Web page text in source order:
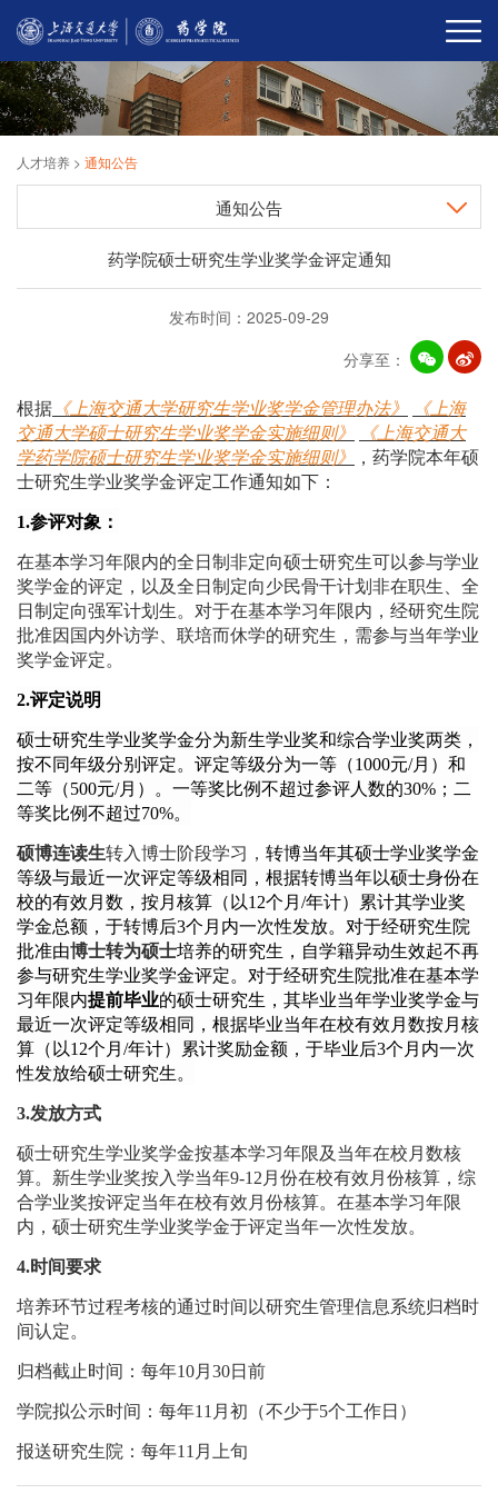
人才培养 > 通知公告
通知公告
药学院硕士研究生学业奖学金评定通知
发布时间：2025-09-29
分享至：
根据 《上海交通大学研究生学业奖学金管理办法》
《上海
交通大学硕士研究生学业奖学金实施细则》
《上海交通大
学药学院硕士研究生学业奖学金实施细则》
，药学院本年硕
士研究生学业奖学金评定工作通知如下：
1.参评对象：
在基本学习年限内的全日制非定向硕士研究生可以参与学业
奖学金的评定 ， 以及全日 制定向少民骨干计划非在职生、全
日制定向强军计划生。对于在基本学习年限内，经研究生院
批准因国内外访学、联培而休学的研究生，需参与当年学业
奖学金评定。
2.评定说明
硕士研究生学业奖学金分为新生学业奖和综合学业奖两类，
按不同年级分别评定。评定等级分为一等（1000元/月）和
二等（500元/月）。一等奖比例不超过参评人数的30%；二
等奖比例不超过70%。
硕博连读生转入博士阶段学习， 转博当年其硕士学业奖学金
等级与最近一次评定等级相同，根据转博当年以硕士身份在
校的有效月数，按月核算（以12个月/年计）累计其学业奖
学金总额，于转博后3个月内一次性发放。对于经研究生院
批准由博士转为硕士培养的研究生，自学籍异动生效起不再
参与研究生学业奖学金评定。对于经研究生院批准在基本学
习年限内提前毕业的硕士研究生，其毕业当年学业奖学金与
最近一次评定等级相同，根据毕业当年在校有效月数按月核
算（以12个月/年计）累计奖励金额，于毕业后3个月内一次
性发放给硕士研究生。
3.发放方式
硕士研究生学业奖学金按基本学习年限及当年在校月数核
算。 新生学业奖按入学当年9-12月份在校有效月份核算，综
合学业奖按评定当年在校有效月份核算。 在基本学习年限
内， 硕士研究生学业奖学金于评定当年一次性发放。
4.时间要求
培养环节过程考核的通过时间以研究生管理信息系统归档时
间认定。
归档截止时间：每年10月30日前
学院拟公示时间：每年11月初 （不少于5个工作日）
报送研究生院：每年11月上旬